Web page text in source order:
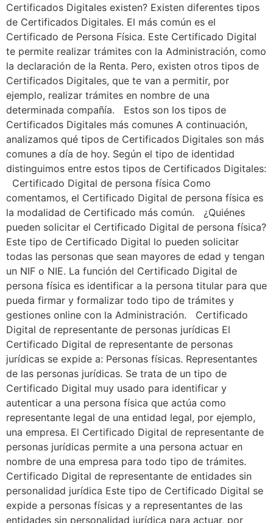
Certificados Digitales existen? Existen diferentes tipos
de Certificados Digitales. El más común es el
Certificado de Persona Física. Este Certificado Digital
te permite realizar trámites con la Administración, como
la declaración de la Renta. Pero, existen otros tipos de
Certificados Digitales, que te van a permitir, por
ejemplo, realizar trámites en nombre de una
determinada compañía. Estos son los tipos de
Certificados Digitales más comunes A continuación,
analizamos qué tipos de Certificados Digitales son más
comunes a día de hoy. Según el tipo de identidad
distinguimos entre estos tipos de Certificados Digitales:
Certificado Digital de persona física Como
comentamos, el Certificado Digital de persona física es
la modalidad de Certificado más común. ¿Quiénes
pueden solicitar el Certificado Digital de persona física?
Este tipo de Certificado Digital lo pueden solicitar
todas las personas que sean mayores de edad y tengan
un NIF o NIE. La función del Certificado Digital de
persona física es identificar a la persona titular para que
pueda firmar y formalizar todo tipo de trámites y
gestiones online con la Administración. Certificado
Digital de representante de personas jurídicas El
Certificado Digital de representante de personas
jurídicas se expide a: Personas físicas. Representantes
de las personas jurídicas. Se trata de un tipo de
Certificado Digital muy usado para identificar y
autenticar a una persona física que actúa como
representante legal de una entidad legal, por ejemplo,
una empresa. El Certificado Digital de representante de
personas jurídicas permite a una persona actuar en
nombre de una empresa para todo tipo de trámites.
Certificado Digital de representante de entidades sin
personalidad jurídica Este tipo de Certificado Digital se
expide a personas físicas y a representantes de las
entidades sin personalidad jurídica para actuar, por